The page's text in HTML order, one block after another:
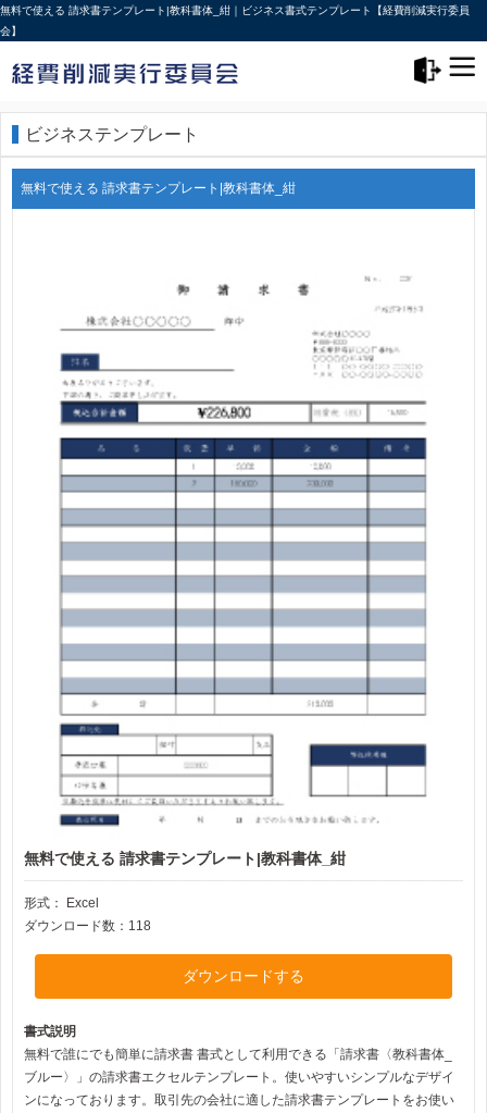
無料で使える 請求書テンプレート|教科書体_紺｜ビジネス書式テンプレート【経費削減実行委員
会】
ビジネステンプレート
無料で使える 請求書テンプレート|教科書体_紺
無料で使える 請求書テンプレート|教科書体_紺
形式：
Excel
ダウンロード数：118
ダウンロードする
書式説明
無料で誰にでも簡単に請求書 書式として利用できる「請求書〈教科書体_
ブルー〉」の請求書エクセルテンプレート。使いやすいシンプルなデザイ
ンになっております。取引先の会社に適した請求書テンプレートをお使い